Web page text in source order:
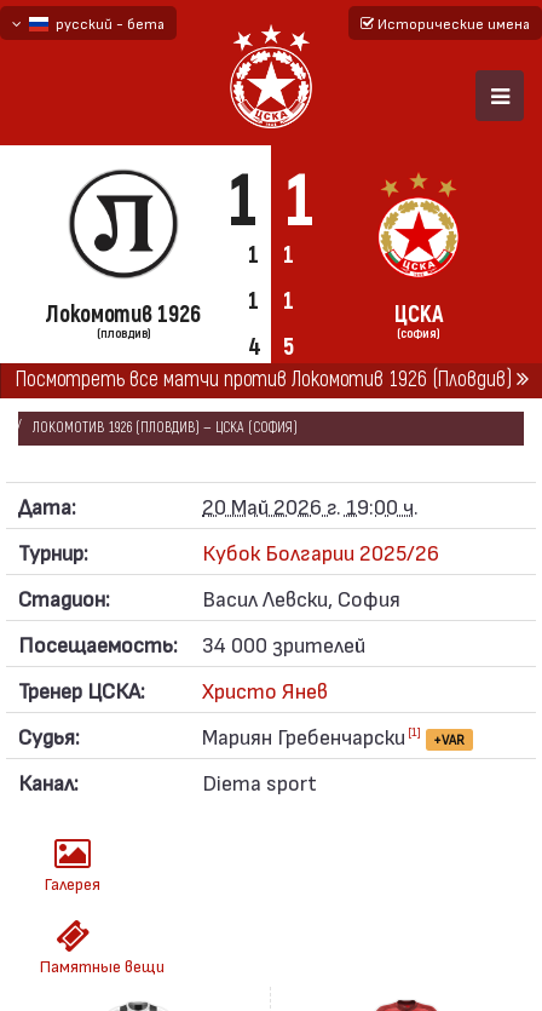
русский - бета
Исторические имена
1 1
1
1
1
1
4
5
Локомотив 1926
(ПЛОВДИВ)
ЦСКА
(СОФИЯ)
Посмотреть все матчи против Локомотив 1926 (Пловдив)
ГЛАВНАЯ СЕЗОНЫ 2025/26
КУБОК БОЛГАРИИ 2025/26
ЛОКОМОТИВ 1926 (ПЛОВДИВ) — ЦСКА (СОФИЯ)
Дата:
20 Май 2026 г. 19:00 ч.
Турнир:
Кубок Болгарии 2025/26
Стадион:
Васил Левски, София
Посещаемость:
34 000 зрителей
Тренер ЦСКА:
Христо Янев
Судья:
Мариян Гребенчарски [1] +VAR
Канал: Diema sport
Галерея
Памятные вещи